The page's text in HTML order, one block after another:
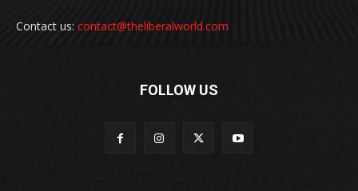
Contact us: contact@theliberalworld.com
FOLLOW US